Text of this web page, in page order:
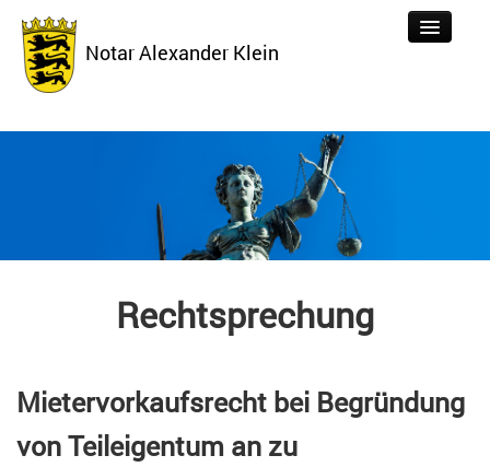
Notar Alexander Klein
Datenschutz
Impressum
Rechtsprechung
Mietervorkaufsrecht bei Begründung
von Teileigentum an zu